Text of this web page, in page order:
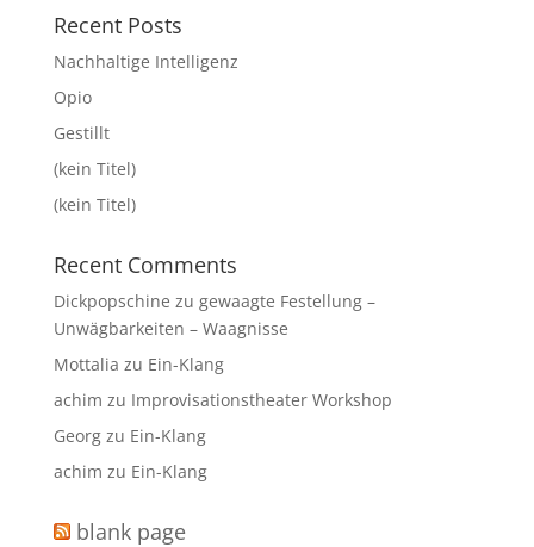
Recent Posts
Nachhaltige Intelligenz
Opio
Gestillt
(kein Titel)
(kein Titel)
Recent Comments
Dickpopschine zu gewaagte Festellung –
Unwägbarkeiten – Waagnisse
Mottalia zu Ein-Klang
achim zu Improvisationstheater Workshop
Georgzu Ein-Klang
achim zu Ein-Klang
blank page